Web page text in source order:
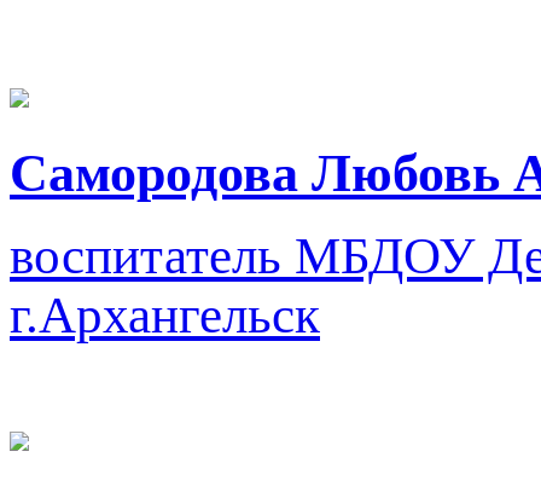
Самородова Любовь
воспитатель МБДОУ
г.Архангельск